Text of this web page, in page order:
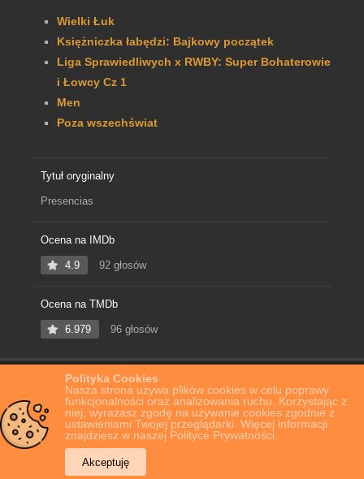
Polityka Cookies
Nasza strona używa plików cookies w celu poprawy
funkcjonalności oraz analizowania ruchu. Korzystając z
niej, wyrażasz zgodę na używanie cookies zgodnie z
ustawieniami Twojej przeglądarki. Więcej informacji
znajdziesz w naszej Polityce Prywatności.
Akceptuję
Wielki Łuk
Księżniczka łabędzi: Bajkowy początek
Liga Sprawiedliwych x RWBY: Super Bohaterowie
i Łowcy Cz 1
Men
Poza wszechświat
Tytuł oryginalny
Presencias
Ocena na IMDb
4.9 92 głosów
Ocena na TMDb
6.979 96 głosów
Film Online Presencias